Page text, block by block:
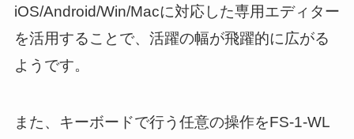
iOS/Android/Win/Macに対応した専用エディター
を活用することで、活躍の幅が飛躍的に広がる
ようです。
また、キーボードで行う任意の操作をFS-1-WL